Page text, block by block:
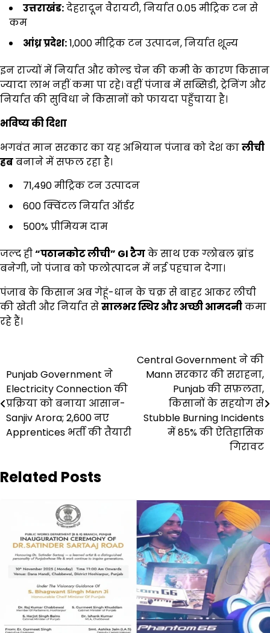
उत्तराखंड:देहरादून वैरायटी, निर्यात 0.05 मीट्रिक टन से
कम
आंध्र प्रदेश:1,000 मीट्रिक टन उत्पादन, निर्यात शून्य
इन राज्यों में निर्यात और कोल्ड चेन की कमी के कारण किसान
ज्यादा लाभ नहीं कमा पा रहे। वहीं पंजाब में सब्सिडी, ट्रेनिंग और
निर्यात की सुविधा ने किसानों को फायदा पहुँचाया है।
भविष्य की दिशा
भगवंत मान सरकार का यह अभियान पंजाब को देश कालीची
हबबनाने में सफल रहा है।
71,490 मीट्रिक टन उत्पादन
600 क्विंटल निर्यात ऑर्डर
500% प्रीमियम दाम
जल्द ही“पठानकोट लीची” GIटैगके साथ एक ग्लोबल ब्रांड
बनेगी, जो पंजाब को फलोत्पादन में नई पहचान देगा।
पंजाब के किसान अब गेहूं-धान के चक्र से बाहर आकर लीची
की खेती और निर्यात सेसालभर स्थिर और अच्छी आमदनीकमा
रहे हैं।
navigation
Punjab Government ने
Electricity Connection की
प्रक्रिया को बनाया आसान-
Sanjiv Arora; 2,600 नए
Apprentices भर्ती की तैयारी
Central Government ने की
Mann सरकार की सराहना,
Punjab की सफ़लता,
किसानों के सहयोग से
Stubble Burning Incidents
में 85% की ऐतिहासिक
गिरावट
Related Posts